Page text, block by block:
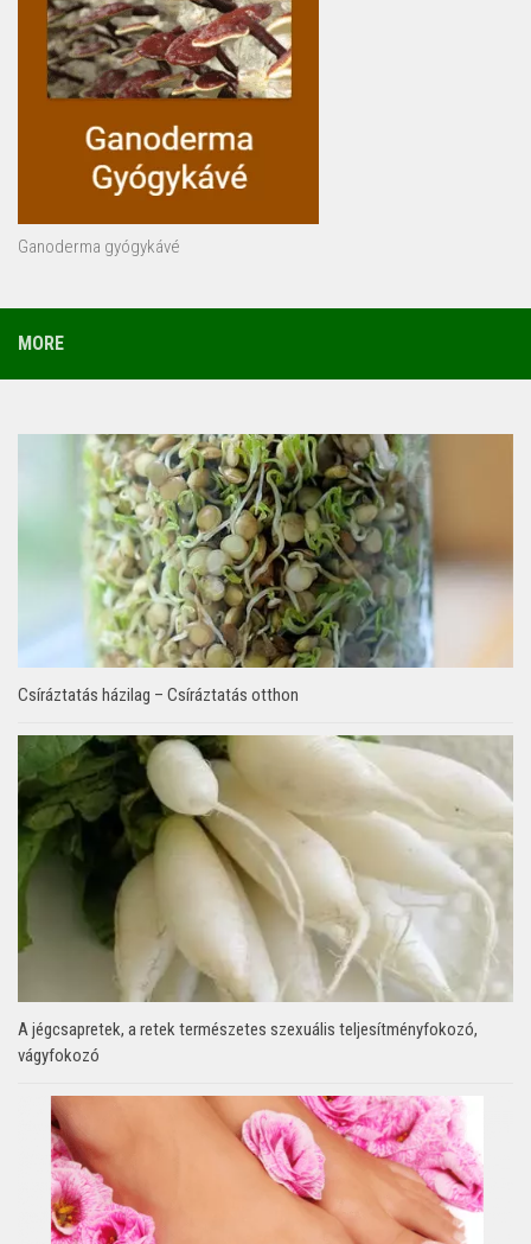
Ganoderma gyógykávé
MORE
Csíráztatás házilag – Csíráztatás otthon
A jégcsapretek, a retek természetes szexuális teljesítményfokozó,
vágyfokozó